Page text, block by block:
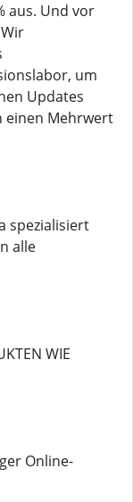
aus. Und vor
um
Updates
einen Mehrwert
spezialisiert
alle
WIE
Online-